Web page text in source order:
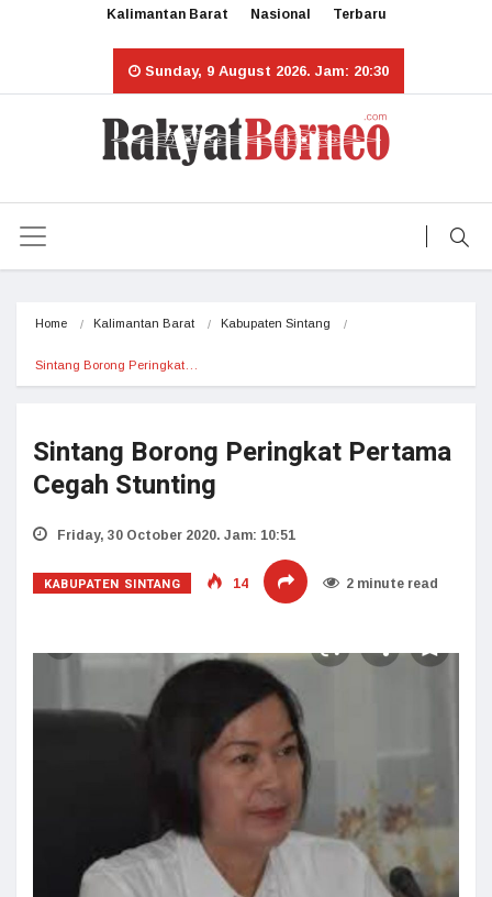
Kalimantan Barat Nasional Terbaru
Sunday, 9 August 2026. Jam: 20:30
Home Kalimantan Barat Kabupaten Sintang
Sintang Borong Peringkat…
Sintang Borong Peringkat Pertama
Cegah Stunting
Friday, 30 October 2020. Jam: 10:51
KABUPATEN SINTANG 14 2 minute read